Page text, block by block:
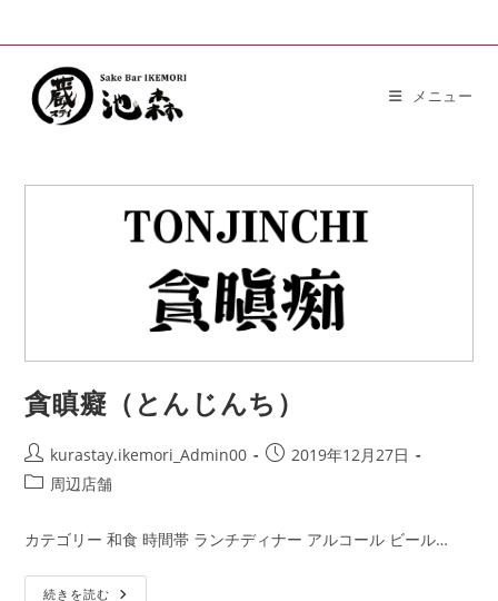
メニュー
貪瞋癡（とんじんち）
kurastay.ikemori_Admin00
2019年12月27日
周辺店舗
カテゴリー 和食 時間帯 ランチディナー アルコール ビール…
続きを読む